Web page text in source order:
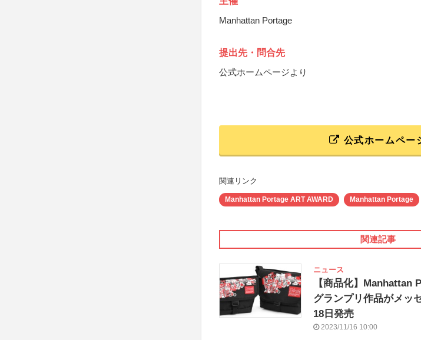
Manhattan Portage
提出先・問合先
公式ホームページより
公式ホームペー
関連リンク
Manhattan Portage ART AWARD Manhattan Portage
関連記事
ニュース
【商品化】Manhattan
グランプリ作品がメッ
18日発売
2023/11/16 10:00